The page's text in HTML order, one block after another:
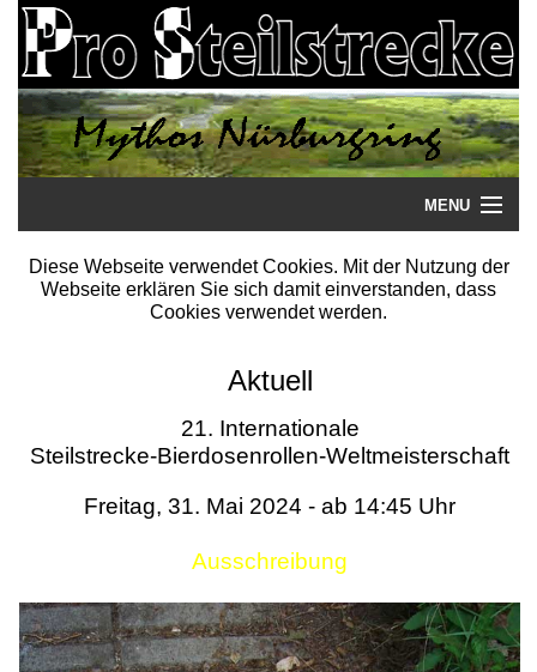
MENU
Startseite
Literatur
Termine
Diese Webseite verwendet Cookies. Mit der Nutzung der
Webseite erklären Sie sich damit einverstanden, dass
Cookies verwendet werden.
Aktuell
21. Internationale
Steilstrecke-Bierdosenrollen-Weltmeisterschaft
Freitag, 31. Mai 2024 - ab 14:45 Uhr
Ausschreibung